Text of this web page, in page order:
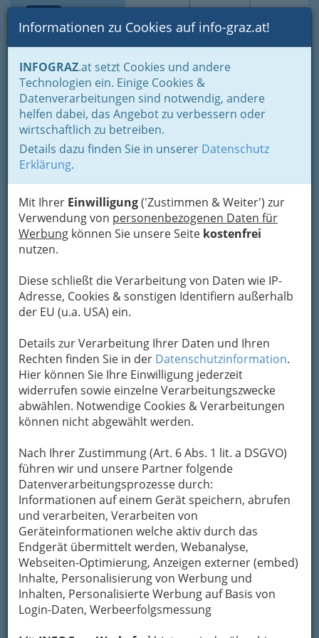
Suche Login Toggle
Informationen zu Cookies auf info-graz.at!
INFOGRAZ.at setzt Cookies und andere
Technologien ein. Einige Cookies &
Datenverarbeitungen sind notwendig, andere
helfen dabei, das Angebot zu verbessern oder
wirtschaftlich zu betreiben.
Details dazu finden Sie in unserer Datenschutz
Erklärung.
Mit Ihrer Einwilligung('Zustimmen & Weiter') zur
Verwendung von personenbezogenen Daten für
Werbung können Sie unsere Seite kostenfrei
nutzen.
Diese schließt die Verarbeitung von Daten wie IP-
Adresse, Cookies & sonstigen Identifiern außerhalb
der EU (u.a. USA) ein.
Details zur Verarbeitung Ihrer Daten und Ihren
Rechten finden Sie in der Datenschutzinformation.
Hier können Sie Ihre Einwilligung jederzeit
widerrufen sowie einzelne Verarbeitungszwecke
abwählen. Notwendige Cookies & Verarbeitungen
können nicht abgewählt werden.
Nach Ihrer Zustimmung (Art. 6 Abs. 1 lit. a DSGVO)
führen wir und unsere Partner folgende
Datenverarbeitungsprozesse durch:
Informationen auf einem Gerät speichern, abrufen
und verarbeiten, Verarbeiten von
Geräteinformationen welche aktiv durch das
Endgerät übermittelt werden, Webanalyse,
Webseiten-Optimierung, Anzeigen externer (embed)
Inhalte, Personalisierung von Werbung und
Inhalten, Personalisierte Werbung auf Basis von
Login-Daten, Werbeerfolgsmessung
Home Lebens-Guide Ausflugsziele in der grünen Mark
Märchenwald Steiermark
Erlebnisgasthof Sonnenhof, 8756 St. Georgen ob
Judenburg
+43 3583 2116
„Mama, wo wohnen
eigentlich Hänsel und
Gretel“? – mit dieser
Frage wurde der
Freizeitpark
Märchenwald
Steiermark vor 15 Jahren von den Kindern der
Inhaber Sieglinde und Walter Wrabl „wach
geküsst“.
Rund 130 Märchenfiguren
sind heute
in der über 7.000 Quadratmeter großen
Fantasiewelt in freier Natur zu Hause: Ob Hänsel
und Gretel, der Froschkönig oder das
Rotkäppchen – auf Knopfdruck erzählen alle
märchenhaften Helden ihre spannende
Geschichte oder laden zum Spielen ein.
Der Besuch im Märchenwald
bietet unbeschwertes
Freizeitvergnügen für die
ganze Familie und sollte
daher fix auf dem
Ausflugsplan stehen: Kinder
vergnügen sich auf der
längsten vierbahnigen
Rutsche der
Obersteiermarkoder demrasanten
Pendelfahrzeug „Butterfly“, erleben Abenteuer